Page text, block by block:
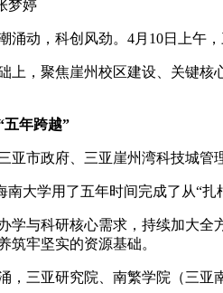
梦婷
涌动，科创风劲。4月10日上午
上，聚焦崖州校区建设、关键
五年跨越”
亚市政府、三亚崖州湾科技城管
南大学用了五年时间完成了从“扎
学与科研核心需求，持续加大
筑牢坚实的资源基础。
，三亚研究院、南繁学院（三